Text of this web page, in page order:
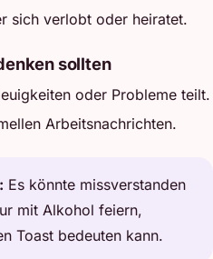
sich verlobt oder heiratet.
sollten
oder Probleme teilt.
Arbeitsnachrichten.
Es könnte missverstanden
mit Alkohol feiern,
Toast bedeuten kann.